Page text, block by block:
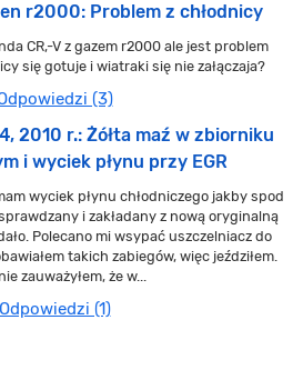
r2000: Problem z chłodnicy
CR,-V z gazem r2000 ale jest problem
się gotuje i wiatraki się nie załączaja?
(3)
2010 r.: Żółta maź w zbiorniku
i wyciek płynu przy EGR
wyciek płynu chłodniczego jakby spod
i zakładany z nową oryginalną
Polecano mi wsypać uszczelniacz do
takich zabiegów, więc jeździłem.
zauważyłem, że w...
Odpowiedzi (1)